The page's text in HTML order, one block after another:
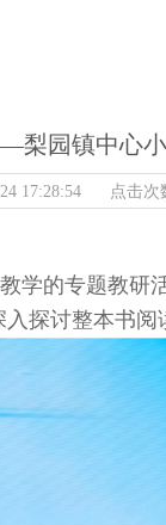
园镇中心
24 17:28:54 点击次
学的专题教
探讨整本书